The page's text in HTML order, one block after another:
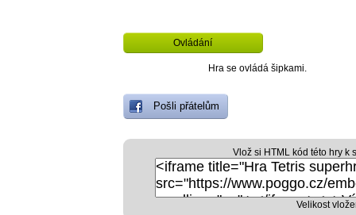
Ovládání
Hra se ovládá šipkami.
Pošli přátelům
Vlož si HTML kód této hry k
Velikost